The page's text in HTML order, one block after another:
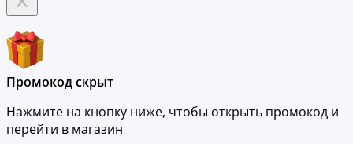
Промокод скрыт
Нажмите на кнопку ниже, чтобы открыть промокод и
перейти в магазин